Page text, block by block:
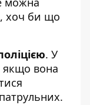
хоч би що
. У
якщо вона